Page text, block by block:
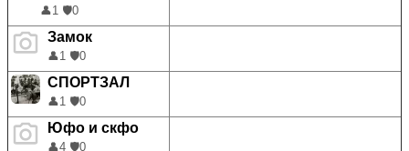
👤1 🛡️0
Замок
👤1 🛡️0
СПОРТЗАЛ
👤1 🛡️0
Юфо и скфо
👤4 🛡️0